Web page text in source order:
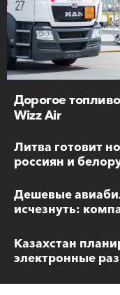
Дорогое
Wizz Air
Литва готовит
россиян и
Дешевые
исчезнуть:
Казахстан
электронные